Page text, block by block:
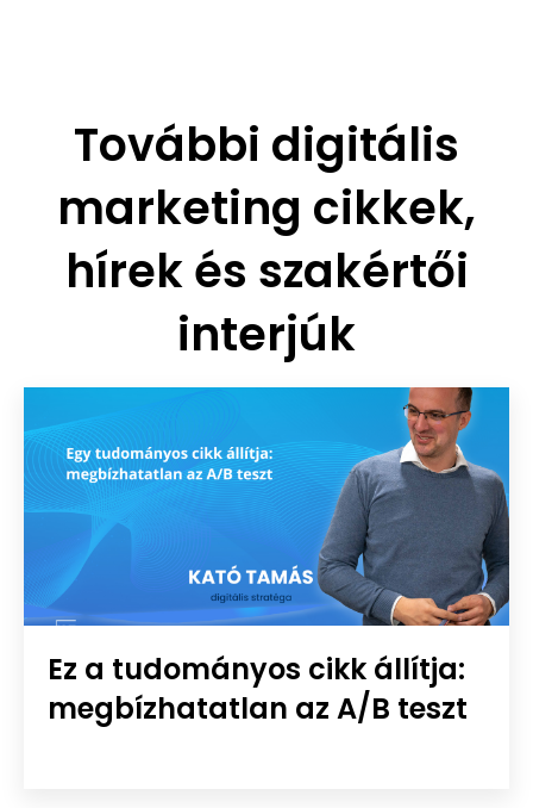
További digitális
marketing cikkek,
hírek és szakértői
interjúk
Ez a tudományos cikk állítja:
megbízhatatlan az A/B teszt